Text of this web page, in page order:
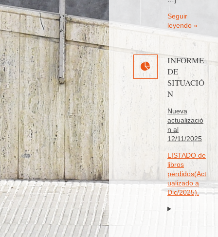
Seguir
leyendo »
INFORME
DE
SITUACIÓ
N
Nueva
actualizació
n al
12/11/2025
LISTADO de
libros
perdidos(Act
ualizado a
Dic/2025).